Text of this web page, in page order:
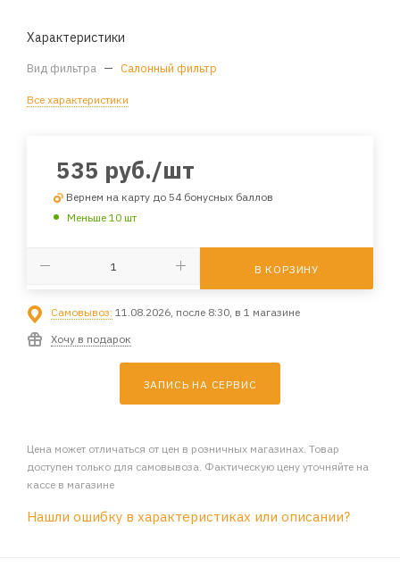
Характеристики
Вид фильтра — Салонный фильтр
Все характеристики
535 руб./шт
Вернем на карту до 54 бонусных баллов
Меньше 10 шт
В КОРЗИНУ
Самовывоз: 11.08.2026, после 8:30, в 1 магазине
Хочу в подарок
ЗАПИСЬ НА СЕРВИС
Цена может отличаться от цен в розничных магазинах. Товар
доступен только для самовывоза. Фактическую цену уточняйте на
кассе в магазине
Нашли ошибку в характеристиках или описании?